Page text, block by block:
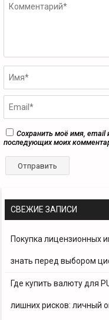
СВЕЖИЕ ЗАПИСИ
Покупка лицензионных
знать перед выбором
Где купить валюту для
лишних рисков: личный
Сохранить моё имя, email
последующих моих